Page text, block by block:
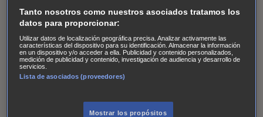
Chicago Fire Monarch Circuito cerradoAlert: Unidad
de personas desaparecidas
Ladrón de guante blanco Hannibal Daños y Perjuicios
AXN Masters of Sex Three PinesAccused CarterAlice
Nevers Crossing Lines
Magpie Murders Blindspot Coyote
Tanto nosotros como nuestros asociados tratamos los
datos para proporcionar:
Utilizar datos de localización geográfica precisa. Analizar activamente las
características del dispositivo para su identificación. Almacenar la información
en un dispositivo y/o acceder a ella. Publicidad y contenido personalizados,
medición de publicidad y contenido, investigación de audiencia y desarrollo de
servicios.
Lista de asociados (proveedores)
Mostrar los propósitos